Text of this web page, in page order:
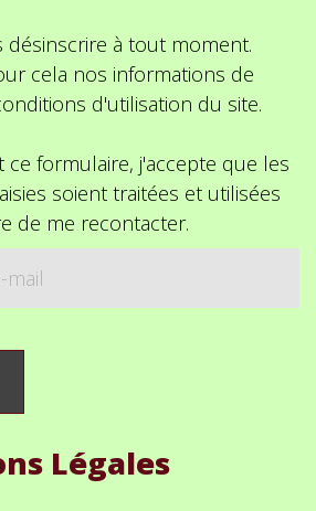
désinscrire à tout moment.
cela nos informations de
d'utilisation du site.
ce formulaire, j'accepte que les
soient traitées et utilisées
de me recontacter.
Légales